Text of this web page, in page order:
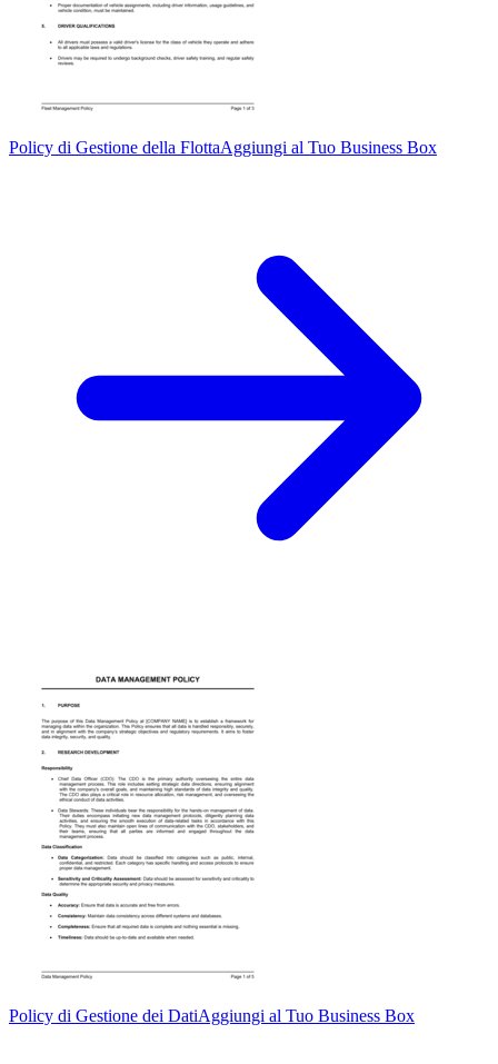
Policy di Gestione della FlottaAggiungi al Tuo Business Box
Policy di Gestione dei DatiAggiungi al Tuo Business Box